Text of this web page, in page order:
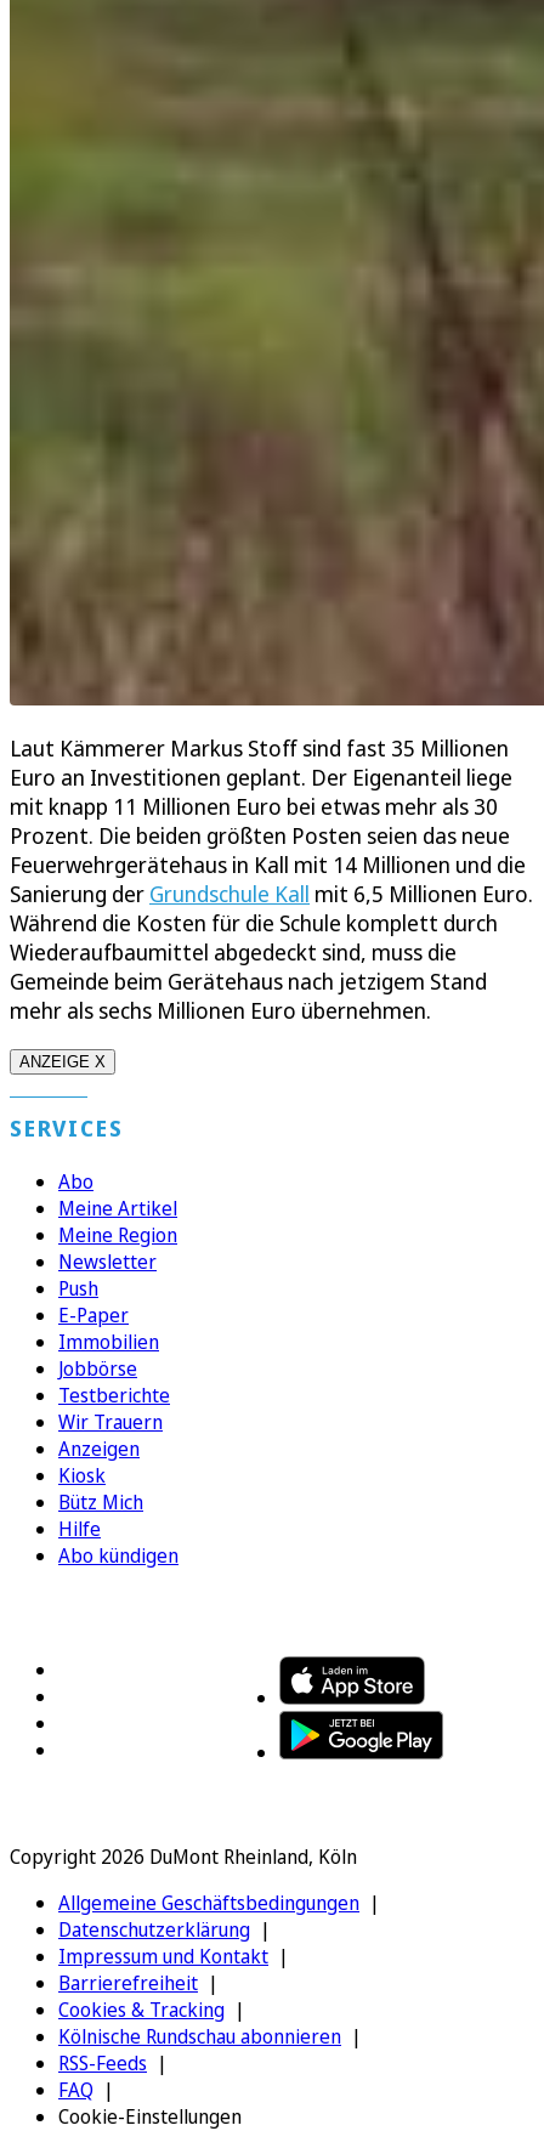
Laut Kämmerer Markus Stoff sind fast 35 Millionen
Euro an Investitionen geplant. Der Eigenanteil liege
mit knapp 11 Millionen Euro bei etwas mehr als 30
Prozent. Die beiden größten Posten seien das neue
Feuerwehrgerätehaus in Kall mit 14 Millionen und die
Sanierung der Grundschule Kall mit 6,5 Millionen Euro.
Während die Kosten für die Schule komplett durch
Wiederaufbaumittel abgedeckt sind, muss die
Gemeinde beim Gerätehaus nach jetzigem Stand
mehr als sechs Millionen Euro übernehmen.
ANZEIGE X
SERVICES
Abo
Meine Artikel
Meine Region
Newsletter
Push
E-Paper
Immobilien
Jobbörse
Testberichte
Wir Trauern
Anzeigen
Kiosk
Bütz Mich
Hilfe
Abo kündigen
Copyright 2026 DuMont Rheinland, Köln
Allgemeine Geschäftsbedingungen
Datenschutzerklärung
Impressum und Kontakt
Barrierefreiheit
Cookies & Tracking
Kölnische Rundschau abonnieren
RSS-Feeds
FAQ
Cookie-Einstellungen